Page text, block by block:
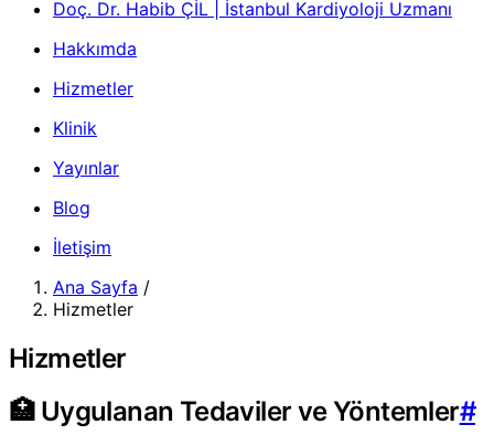
Doç. Dr. Habib ÇİL | İstanbul Kardiyoloji Uzmanı
Hakkımda
Hizmetler
Klinik
Yayınlar
Blog
İletişim
Ana Sayfa /
Hizmetler
Hizmetler
🏥 Uygulanan Tedaviler ve Yöntemler#